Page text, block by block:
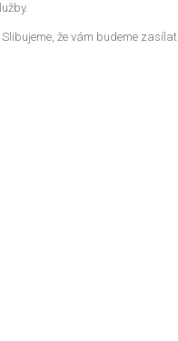
že vám budeme zasílat